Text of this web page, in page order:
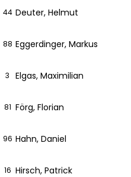
44 Deuter, Helmut
88 Eggerdinger, Markus
3 Elgas, Maximilian
81 Förg, Florian
96 Hahn, Daniel
16 Hirsch, Patrick